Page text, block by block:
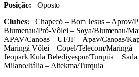
Posição: Oposto
Clubes: Chapecó – Bom Jesus – Aprov/
Blumenau/Pró-Vôlei – Soya/Blumenau/
APAV/Canoas – UFJF – Apav/Canoas/
Maringá Vôlei – Copel/Telecom/Maringá
Jeopark Kula Belediyespor/Turquia –
Milano/Itália – Altekma/Turquia